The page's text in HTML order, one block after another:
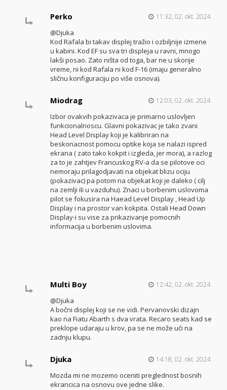
Perko 11:32, 02. okt. 2024.
@Djuka
Kod Rafala bi takav displej tražio i ozbiljnije izmene
u kabini. Kod EF su sva tri displeja u ravni, mnogo
lakši posao. Zato ništa od toga, bar ne u skorije
vreme, ni kod Rafala ni kod F-16 (imaju generalno
sličnu konfiguraciju po više osnova).
Miodrag 12:03, 02. okt. 2024.
Izbor ovakvih pokazivaca je primarno uslovljen
funkcionalnoscu. Glavni pokazivac je tako zvani
Head Level Display koji je kalibriran na
beskonacnost pomocu optike koja se nalazi ispred
ekrana ( zato tako kokpit i izgleda, jer mora), a razlog
za to je zahtjev Francuskog RV-a da se pilotove oci
nemoraju prilagodjavati na objekat blizu ociju
(pokazivac) pa potom na objekat koji je daleko ( cilj
na zemlji ili u vazduhu). Znaci u borbenim uslovoma
pilot se fokusira na Haead Level Display , Head Up
Display i na prostor van kokpita. Ostali Head Down
Display-i su vise za prikazivanje pomocnih
informacija u borbenim uslovima.
Multi Boy 12:42, 02. okt. 2024.
@Djuka
A bočni displej koji se ne vidi. Pervanovski dizajn
kao na Fiatu Abarth s dva vrata. Recaro seats kad se
preklope udaraju u krov, pa se ne može ući na
zadnju klupu.
Djuka 14:18, 02. okt. 2024.
Mozda mi ne mozemo oceniti preglednost bosnih
ekrancica na osnovu ove jedne slike.